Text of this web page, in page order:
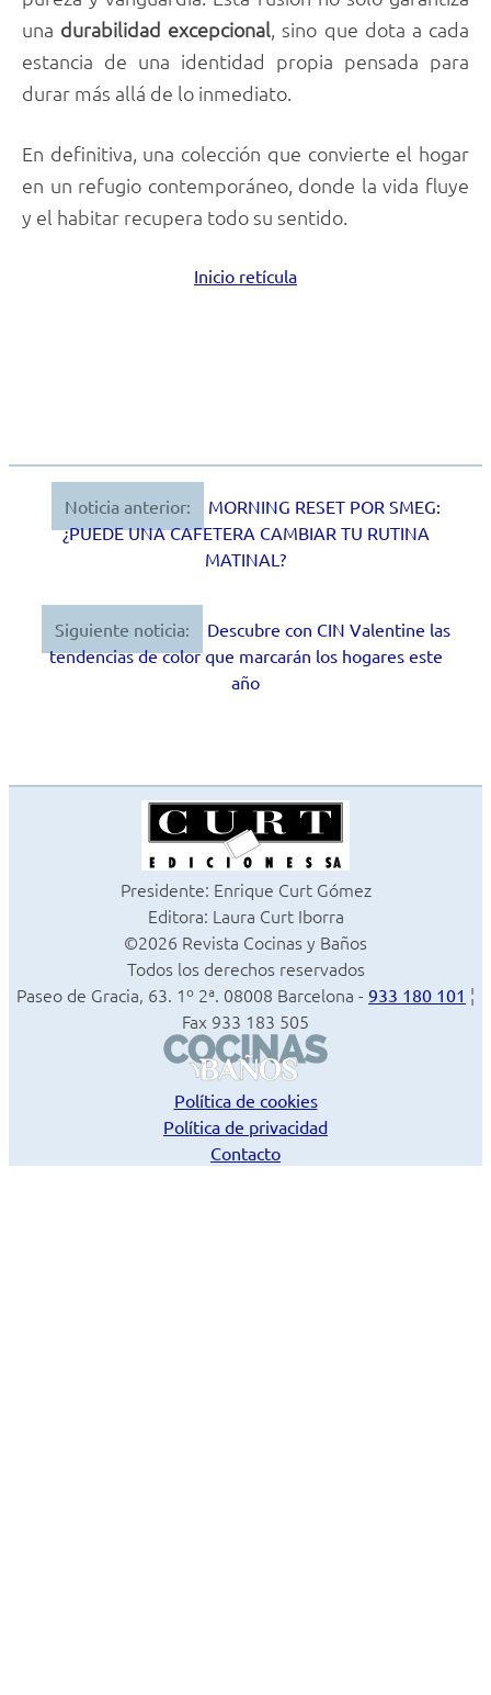
una durabilidad excepcional, sino que dota a cada
estancia de una identidad propia pensada para
durar más allá de lo inmediato.
En definitiva, una colección que convierte el hogar
en un refugio contemporáneo, donde la vida fluye
y el habitar recupera todo su sentido.
Inicio retícula
Navegación
Noticia anterior:
MORNING RESET POR SMEG:
¿PUEDE UNA CAFETERA CAMBIAR TU RUTINA
MATINAL?
Siguiente noticia:
Descubre con CIN Valentine las
tendencias de color que marcarán los hogares este
año
Presidente: Enrique Curt Gómez
Editora: Laura Curt Iborra
©2026 Revista Cocinas y Baños
Todos los derechos reservados
Paseo de Gracia, 63. 1º 2ª. 08008 Barcelona - 933 180 101 ¦
Fax 933 183 505
Política de cookies
Política de privacidad
Contacto